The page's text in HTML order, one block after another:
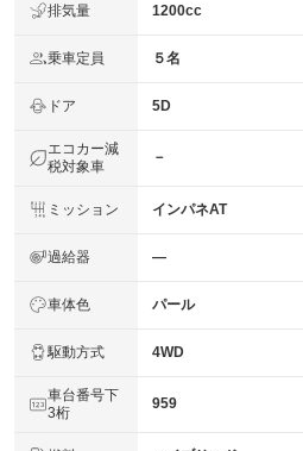
排気量 1200cc
乗車定員 ５名
ドア 5D
エコカー減
税対象車
－
ミッション インパネAT
過給器 ―
車体色 パール
駆動方式 4WD
車台番号下
3桁
959